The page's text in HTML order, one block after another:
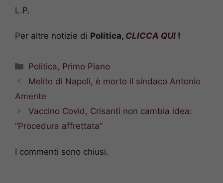
L.P.
Per altre notizie di Politica, CLICCA QUI !
Categorie
Politica, Primo Piano
Melito di Napoli, è morto il sindaco Antonio
Amente
Vaccino Covid, Crisanti non cambia idea:
“Procedura affrettata”
I commenti sono chiusi.